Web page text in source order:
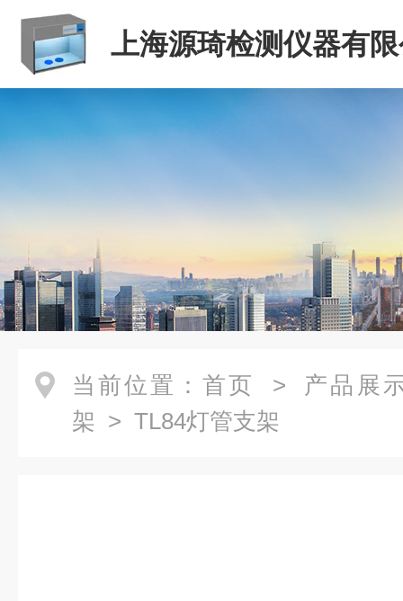
上海源琦检测仪器有
当前位置： 首页 > 产品展
架 > TL84灯管支架